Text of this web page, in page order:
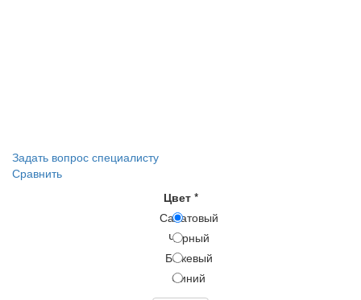
Задать вопрос специалисту
Сравнить
Цвет *
Салатовый
Черный
Бежевый
Синий